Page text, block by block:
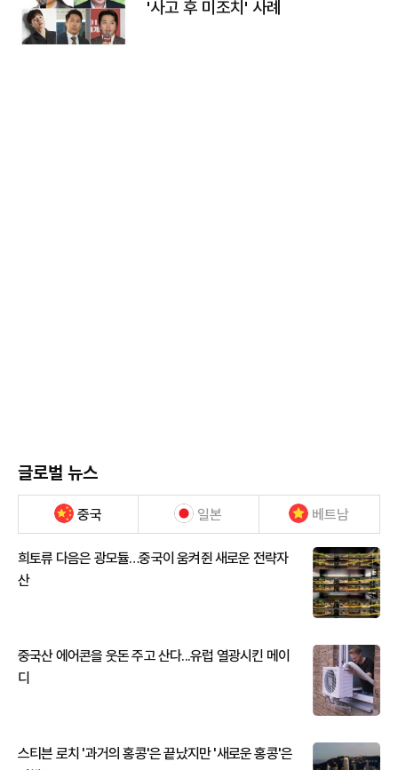
'사고 후 미조치' 사례
글로벌 뉴스
중국 일본 베트남
희토류 다음은 광모듈…중국이 움켜쥔 새로운 전략자
산
중국산 에어콘을 웃돈 주고 산다...유럽 열광시킨 메이
디
스티븐 로치 '과거의 홍콩'은 끝났지만 '새로운 홍콩'은